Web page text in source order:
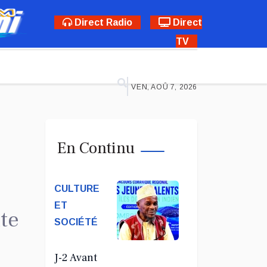
Direct Radio
Direct
TV
VEN, AOÛ 7, 2026
En Continu
CULTURE
ET
SOCIÉTÉ
J-2 Avant